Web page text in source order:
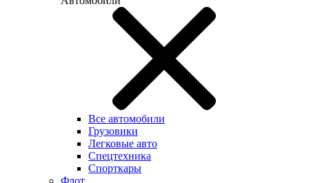
Все автомобили
Грузовики
Легковые авто
Спецтехника
Спорткары
Флот